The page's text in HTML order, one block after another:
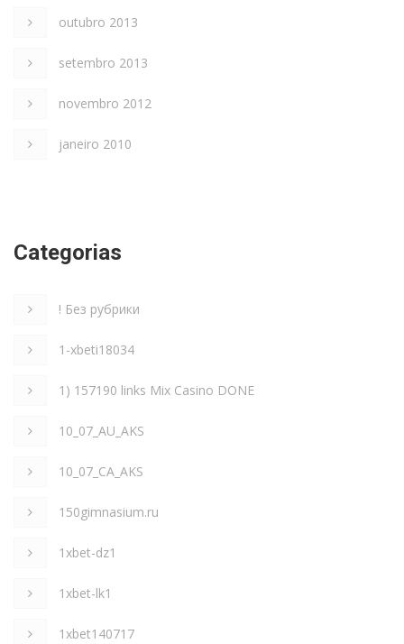
outubro 2013
setembro 2013
novembro 2012
janeiro 2010
Categorias
! Без рубрики
1-xbeti18034
1) 157190 links Mix Casino DONE
10_07_AU_AKS
10_07_CA_AKS
150gimnasium.ru
1xbet-dz1
1xbet-lk1
1xbet140717